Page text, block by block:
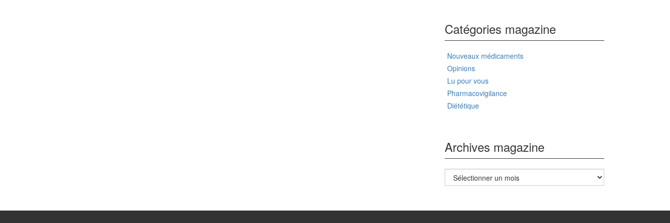
Catégories magazine
Nouveaux médicaments
Opinions
Lu pour vous
Pharmacovigilance
Diététique
Archives magazine
Archives
magazine